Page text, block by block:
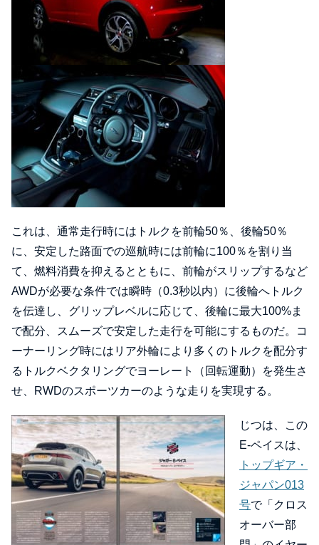
これは、通常走行時にはトルクを前輪50％、後輪50％
に、安定した路面での巡航時には前輪に100％を割り当
て、燃料消費を抑えるとともに、前輪がスリップするなど
AWDが必要な条件では瞬時（0.3秒以内）に後輪へトルク
を伝達し、グリップレベルに応じて、後輪に最大100%ま
で配分、スムーズで安定した走行を可能にするものだ。コ
ーナーリング時にはリア外輪により多くのトルクを配分す
るトルクベクタリングでヨーレート（回転運動）を発生さ
せ、RWDのスポーツカーのような走りを実現する。
じつは、この
E-ペイスは、
トップギア・
ジャパン013
号で「クロス
オーバー部